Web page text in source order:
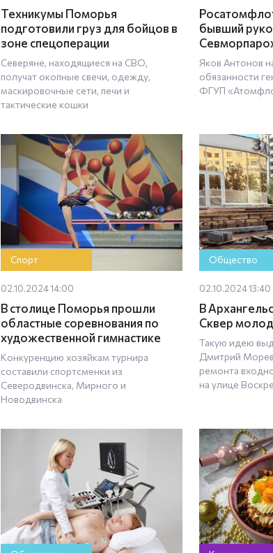
Техникумы Поморья
подготовили груз для бойцов в
зоне спецоперации
Северяне, находящиеся на СВО,
получат окопные свечи, одежду,
маскировочные сети, печи и
тактические кошки
бывший
Яков Антонов
обязанности
ФГУП
Спорт
02.10.2024 14:00
В столице Поморья прошли
областные соревнования по
художественной гимнастике
Конкуренцию хозяйкам турнира
составили спортсменки из
Северодвинска, Мирного и
Новодвинска
Общество
02.10.2024 13:40
В
Сквер
Такую идею
Дмитрий
ремонта
на улице